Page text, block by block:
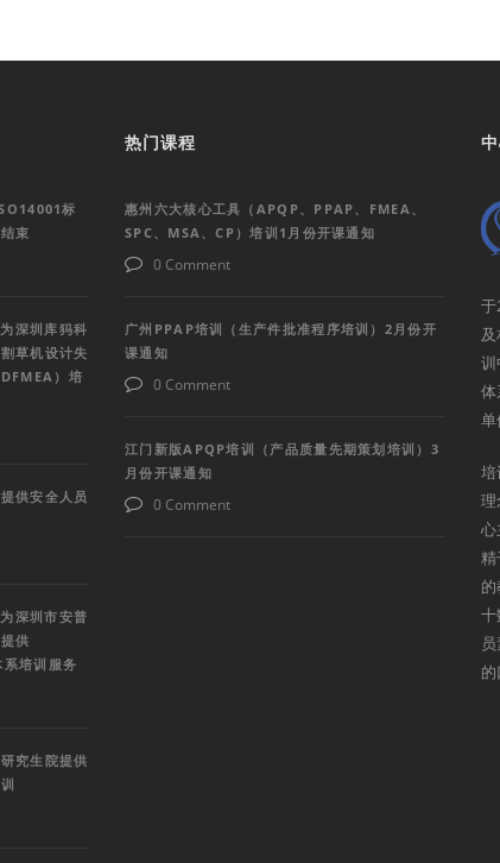
标
束
深圳库犸科
草机设计失
）培
供安全人员
深圳市安普
供
培训服务
究生院提供
热门课程
惠州六大核心工具（APQP、PPAP、FMEA、
SPC、MSA、CP）培训1月份开课通知
0 Comment
广州PPAP培训（生产件批准程序培训）2月份开
课通知
0 Comment
江门新版APQP培训（产品质量先期策划培训）3
月份开课通知
0 Comment
于
训
体
单
培
理
心
精
十
的